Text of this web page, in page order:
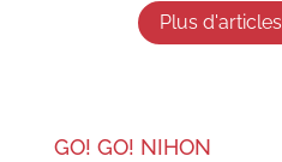
Plus d'articles
GO! GO! NIHON